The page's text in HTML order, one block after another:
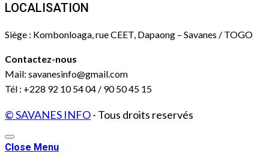
LOCALISATION
Siège : Kombonloaga, rue CEET, Dapaong – Savanes / TOGO
Contactez-nous
Mail: savanesinfo@gmail.com
Tél : +228 92 10 54 04 / 90 50 45 15
© SAVANES INFO- Tous droits reservés
Close Menu